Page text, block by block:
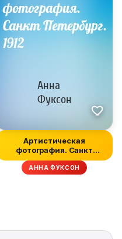
Артистическая
фотография. Санкт
Петербург. 1912
АННА ФУКСОН